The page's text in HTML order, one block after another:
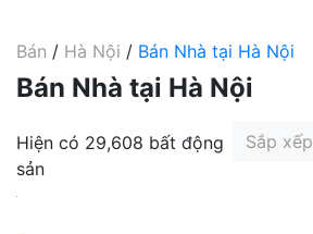
Bán / Hà Nội / Bán Nhà tại Hà Nội
Bán Nhà tại Hà Nội
Hiện có 29,608 bất động
sản
Sắp xếp